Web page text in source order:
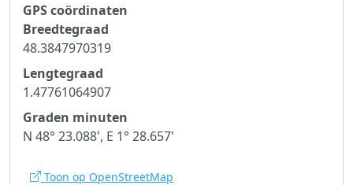
GPS coördinaten
Breedtegraad
48.3847970319
Lengtegraad
1.47761064907
Graden minuten
N 48° 23.088', E 1° 28.657'
Toon op OpenStreetMap